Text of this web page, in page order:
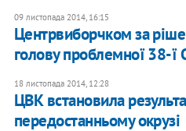
09 листопада 2014, 16:15
Центрвиборчком за
голову проблемної 38-ї
18 листопада 2014, 12:28
ЦВК встановила
передостанньому окрузі